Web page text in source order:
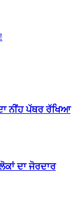
ਨੀਂਹ ਪੱਥਰ ਰੱਖਿਆ
ਦਾ ਜੋਰਦਾਰ